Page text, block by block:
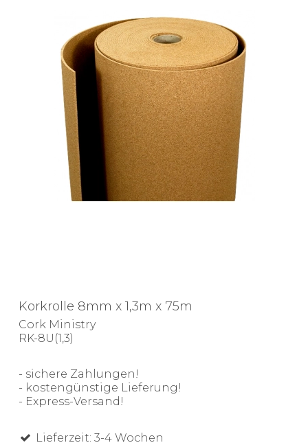
Korkrolle 8mm x 1,3m x 75m
Cork Ministry
RK-8U(1,3)
- sichere Zahlungen!
- kostengünstige Lieferung!
- Express-Versand!
Lieferzeit: 3-4 Wochen